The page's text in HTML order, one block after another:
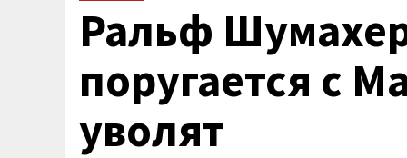
Ральф
поругается с
уволят